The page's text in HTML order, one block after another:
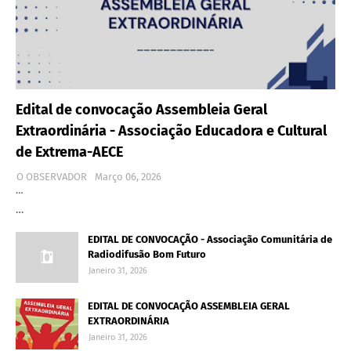
Edital de convocação Assembleia Geral
Extraordinária - Associação Educadora e Cultural
de Extrema-AECE
O OBSERVADOR
Março 06, 2026
…
…
EDITAL DE CONVOCAÇÃO - Associação Comunitária de
Radiodifusão Bom Futuro
Janeiro 31, 2026
EDITAL DE CONVOCAÇÃO ASSEMBLEIA GERAL
EXTRAORDINÁRIA
Janeiro 31, 2026